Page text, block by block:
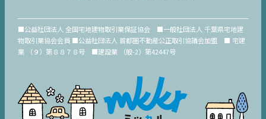
■公益社団法人 全国宅地建物取引業保証協会 ■一般社団法人 千葉県宅地建
物取引業協会会員 ■公益社団法人 首都圏不動産公正取引協議会加盟 ■ 宅建
業 （９）第８８７８号 ■建設業 （般-2）第42447号